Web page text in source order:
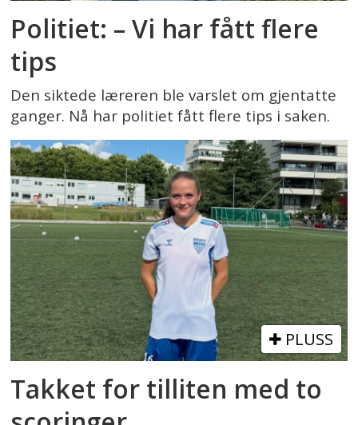
Politiet: – Vi har fått flere
tips
Den siktede læreren ble varslet om gjentatte
ganger. Nå har politiet fått flere tips i saken.
PLUSS
Takket for tilliten med to